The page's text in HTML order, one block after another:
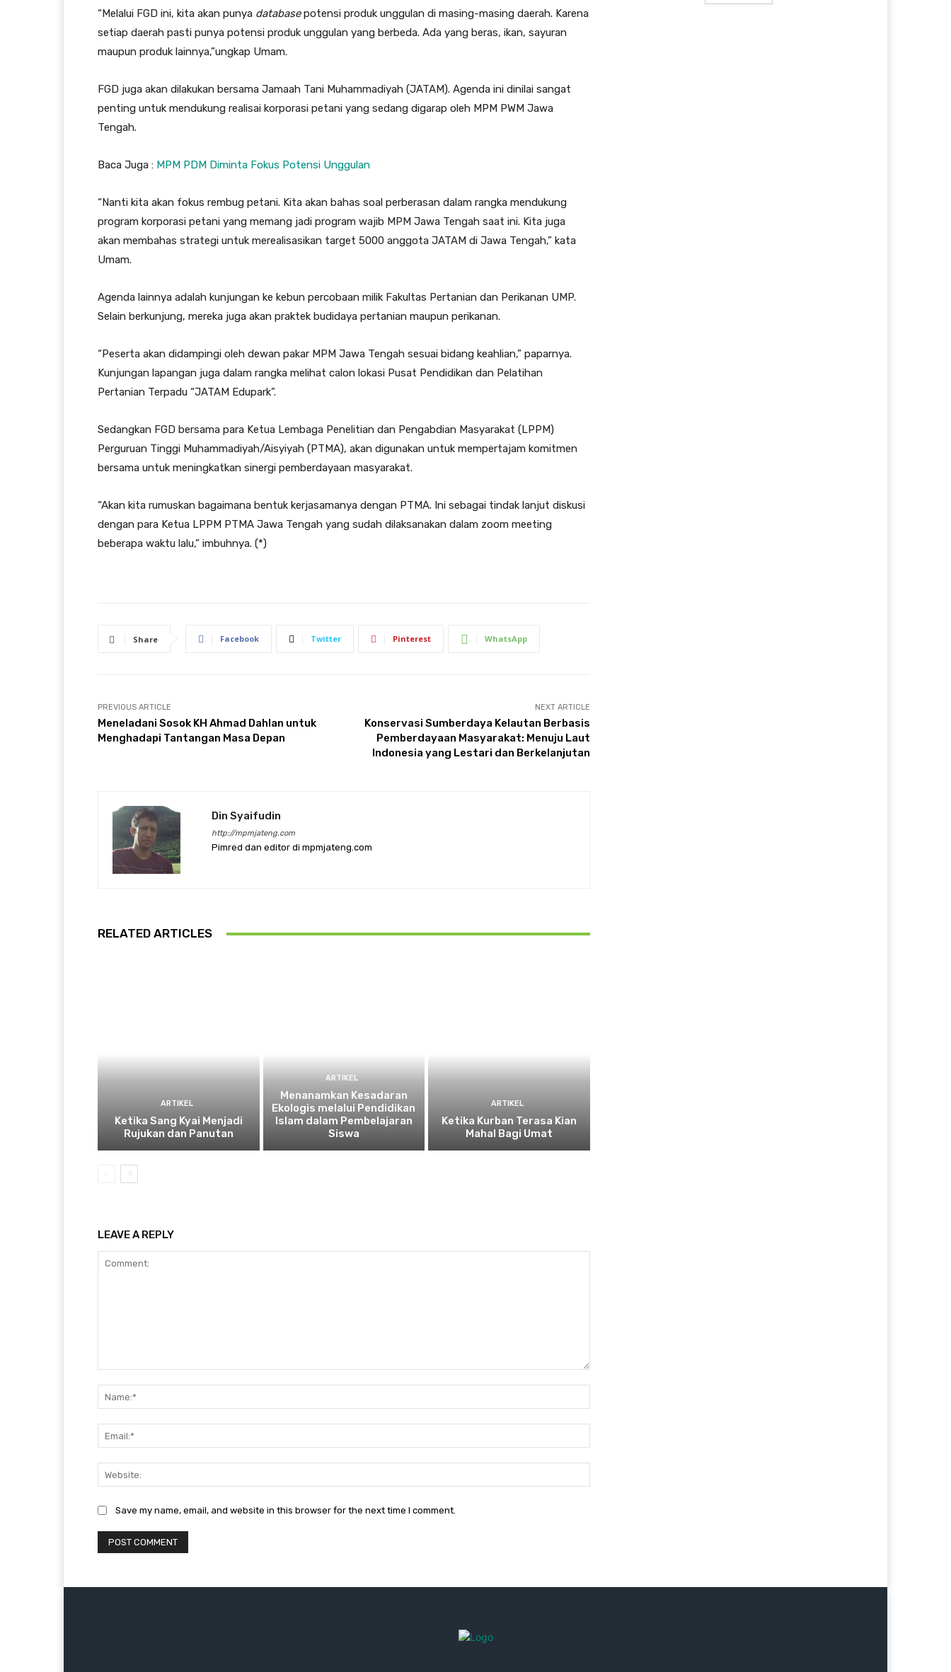
“Melalui FGD ini, kita akan punya databasepotensi produk unggulan di masing-masing daerah. Karena
setiap daerah pasti punya potensi produk unggulan yang berbeda. Ada yang beras, ikan, sayuran
maupun produk lainnya,”ungkap Umam.
FGD juga akan dilakukan bersama Jamaah Tani Muhammadiyah (JATAM). Agenda ini dinilai sangat
penting untuk mendukung realisai korporasi petani yang sedang digarap oleh MPM PWM Jawa
Tengah.
Baca Juga : MPM PDM Diminta Fokus Potensi Unggulan
“Nanti kita akan fokus rembug petani. Kita akan bahas soal perberasan dalam rangka mendukung
program korporasi petani yang memang jadi program wajib MPM Jawa Tengah saat ini. Kita juga
akan membahas strategi untuk merealisasikan target 5000 anggota JATAM di Jawa Tengah,” kata
Umam.
Agenda lainnya adalah kunjungan ke kebun percobaan milik Fakultas Pertanian dan Perikanan UMP.
Selain berkunjung, mereka juga akan praktek budidaya pertanian maupun perikanan.
“Peserta akan didampingi oleh dewan pakar MPM Jawa Tengah sesuai bidang keahlian,” paparnya.
Kunjungan lapangan juga dalam rangka melihat calon lokasi Pusat Pendidikan dan Pelatihan
Pertanian Terpadu “JATAM Edupark”.
Sedangkan FGD bersama para Ketua Lembaga Penelitian dan Pengabdian Masyarakat (LPPM)
Perguruan Tinggi Muhammadiyah/Aisyiyah (PTMA), akan digunakan untuk mempertajam komitmen
bersama untuk meningkatkan sinergi pemberdayaan masyarakat.
“Akan kita rumuskan bagaimana bentuk kerjasamanya dengan PTMA. Ini sebagai tindak lanjut diskusi
dengan para Ketua LPPM PTMA Jawa Tengah yang sudah dilaksanakan dalam zoom meeting
beberapa waktu lalu,” imbuhnya. (*)
Share Facebook Twitter Pinterest WhatsApp
PREVIOUS ARTICLE
Meneladani Sosok KH Ahmad Dahlan untuk
Menghadapi Tantangan Masa Depan
NEXT ARTICLE
Konservasi Sumberdaya Kelautan Berbasis
Pemberdayaan Masyarakat: Menuju Laut
Indonesia yang Lestari dan Berkelanjutan
Din Syaifudin
http://mpmjateng.com
Pimred dan editor di mpmjateng.com
RELATED ARTICLES
ARTIKEL
Ketika Sang Kyai Menjadi
Rujukan dan Panutan
ARTIKEL
Menanamkan Kesadaran
Ekologis melalui Pendidikan
Islam dalam Pembelajaran
Siswa
ARTIKEL
Ketika Kurban Terasa Kian
Mahal Bagi Umat
LEAVE A REPLY
Save my name, email, and website in this browser for the next time I comment.